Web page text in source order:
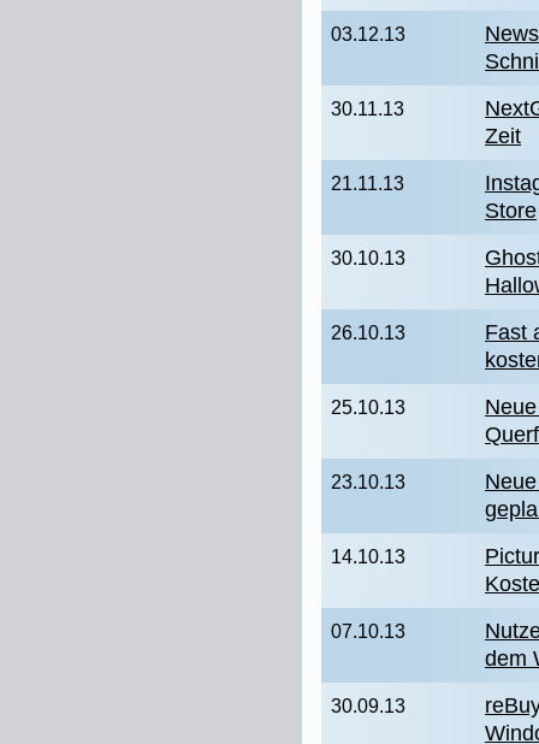
03.12.13
30.11.13
Zeit
21.11.13
Store
30.10.13
26.10.13
Fast
25.10.13
23.10.13
14.10.13
07.10.13
dem
30.09.13